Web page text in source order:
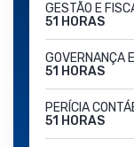
GESTÃO E
51 HORAS
GOVERNANÇA
51 HORAS
PERÍCIA
51 HORAS